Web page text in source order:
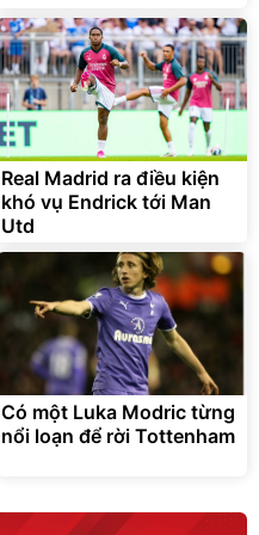
Real Madrid ra điều kiện
khó vụ Endrick tới Man
Utd
Có một Luka Modric từng
nổi loạn để rời Tottenham